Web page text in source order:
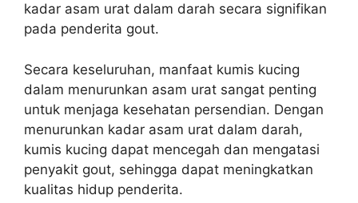
kadar asam urat dalam darah secara signifikan
pada penderita gout.
Secara keseluruhan, manfaat kumis kucing
dalam menurunkan asam urat sangat penting
untuk menjaga kesehatan persendian. Dengan
menurunkan kadar asam urat dalam darah,
kumis kucing dapat mencegah dan mengatasi
penyakit gout, sehingga dapat meningkatkan
kualitas hidup penderita.